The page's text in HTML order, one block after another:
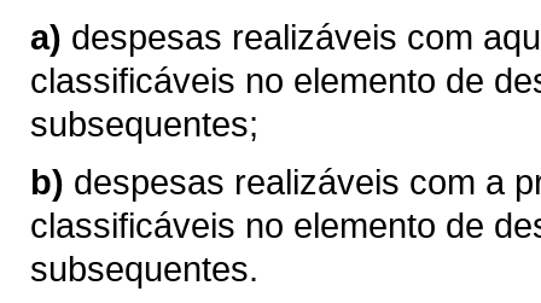
a) despesas realizáveis com
classificáveis no elemento de
subsequentes;
b) despesas realizáveis com a
classificáveis no elemento de
subsequentes.